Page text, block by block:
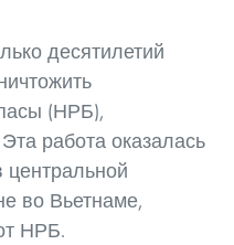
десятилетий
(НРБ),
работа оказалась
центральной
во Вьетнаме,
НРБ.